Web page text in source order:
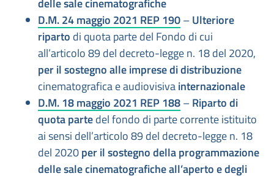
delle sale cinematografiche
D.M. 24 maggio 2021 REP 190–Ulteriore
riparto di quota parte del Fondo di cui
all’articolo 89 del decreto-legge n. 18 del 2020,
per il sostegno alle imprese di distribuzione
cinematografica e audiovisivainternazionale
D.M. 18 maggio 2021 REP 188–Riparto di
quota partedel fondo di parte corrente istituito
ai sensi dell’articolo 89 del decreto-legge n. 18
del 2020per il sostegno della programmazione
delle sale cinematografiche all’aperto e degli